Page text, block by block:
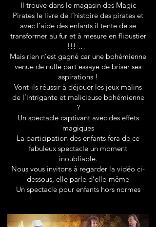
Il trouve dans le magasin des Magic
Pirates le livre de l’histoire des pirates et
avec l’aide des enfants il tente de se
transformer au fur et à mesure en flibustier
!!! …
Mais rien n’est gagné car une bohémienne
venue de nulle part essaye de briser ses
aspirations !
Vont-ils réussir à déjouer les jeux malins
de l’intrigante et malicieuse bohémienne
?
Un spectacle captivant avec des effets
magiques
La participation des enfants fera de ce
fabuleux spectacle un moment
inoubliable.
Nous vous invitons à regarder la vidéo ci-
dessous, elle parle d’elle-même
Un spectacle pour enfants hors normes